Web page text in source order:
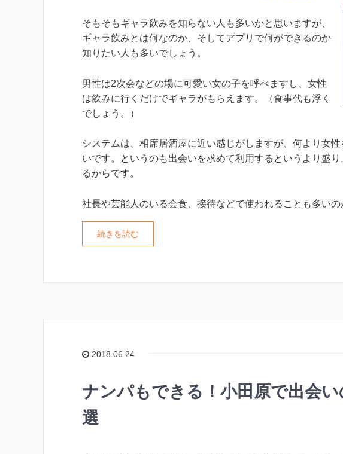
そもそもギャラ飲みを知らない人も多いかと思いますが、
ギャラ飲みとは何なのか、そしてアプリで何ができるのか
知りたい人も多いでしょう。
男性は2次会などの場に可愛い女の子を呼べますし、女性
は飲みに行くだけでギャラがもらえます。（食事代も浮く
でしょう。）
システムは、相席居酒屋に近い感じがしますが、何より女
いです。というのも出会いを求めて利用するというより盛
るからです。
社長や芸能人のいる会食、接待などで使われることも多いの
続きを読む
2018.06.24
ナンパもできる！小田原で出会
選